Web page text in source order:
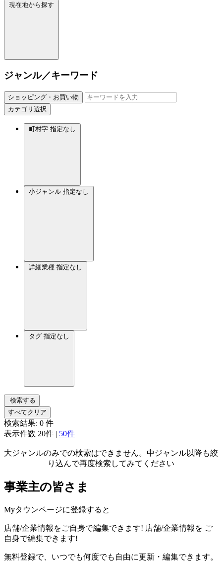
現在地から探す
ジャンル／キーワード
ショッピング・お買い物
カテゴリ選択
町村字 指定なし
小ジャンル 指定なし
詳細業種 指定なし
タグ 指定なし
検索する
すべてクリア
検索結果: 0 件
表示件数 20件 | 50件
大ジャンルのみでの検索はできません。中ジャンル以降も絞
り込んで再度検索してみてください
事業主の皆さま
Myタウンページに登録すると
店舗/企業情報をご自身で編集できます! 店舗/企業情報を ご
自身で編集できます!
無料登録で、いつでも何度でも自由に更新・編集できます。